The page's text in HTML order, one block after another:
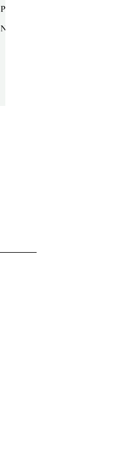
Persönliche Merklisten
Nur für Privatkunden